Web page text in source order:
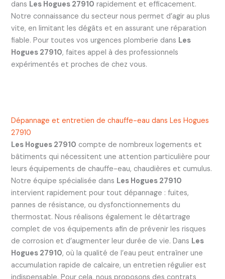
dans Les Hogues 27910 rapidement et efficacement.
Notre connaissance du secteur nous permet d’agir au plus
vite, en limitant les dégâts et en assurant une réparation
fiable. Pour toutes vos urgences plomberie dans Les
Hogues 27910, faites appel à des professionnels
expérimentés et proches de chez vous.
Dépannage et entretien de chauffe-eau dans Les Hogues
27910
Les Hogues 27910 compte de nombreux logements et
bâtiments qui nécessitent une attention particulière pour
leurs équipements de chauffe-eau, chaudières et cumulus.
Notre équipe spécialisée dans Les Hogues 27910
intervient rapidement pour tout dépannage : fuites,
pannes de résistance, ou dysfonctionnements du
thermostat. Nous réalisons également le détartrage
complet de vos équipements afin de prévenir les risques
de corrosion et d’augmenter leur durée de vie. Dans Les
Hogues 27910, où la qualité de l’eau peut entraîner une
accumulation rapide de calcaire, un entretien régulier est